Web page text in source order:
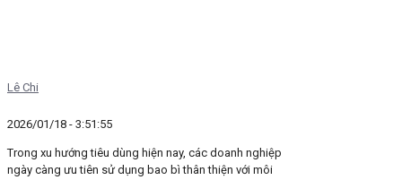
Lê Chi
2026/01/18 - 3:51:55
Trong xu hướng tiêu dùng hiện nay, các doanh nghiệp
ngày càng ưu tiên sử dụng bao bì thân thiện với môi